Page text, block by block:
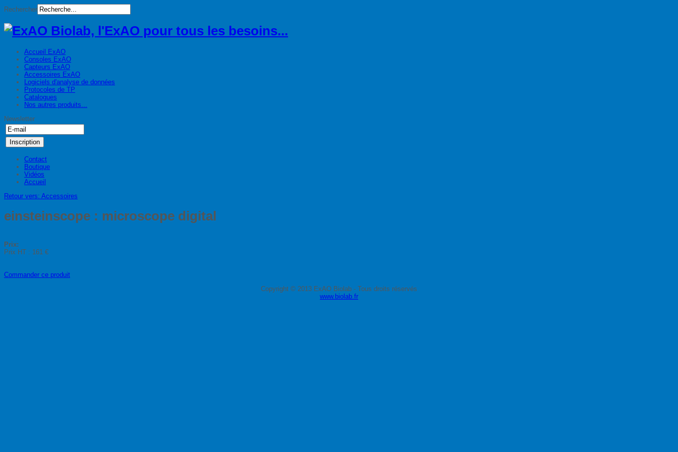
Rechercher
Accueil ExAO
Consoles ExAO
Capteurs ExAO
Accessoires ExAO
Logiciels d'analyse de données
Protocoles de TP
Catalogues
Nos autres produits...
Newsletter
Contact
Boutique
Vidéos
Accueil
Retour vers: Accessoires
einsteinscope : microscope digital
Prix:
Prix HT : 161 €
Commander ce produit
Copyright © 2013 ExAO Biolab - Tous droits réservés
www.biolab.fr